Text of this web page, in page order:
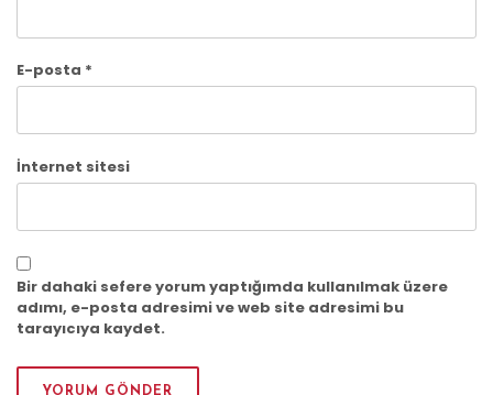
E-posta *
İnternet sitesi
Bir dahaki sefere yorum yaptığımda kullanılmak üzere
adımı, e-posta adresimi ve web site adresimi bu
tarayıcıya kaydet.